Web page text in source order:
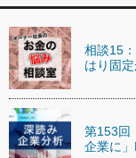
相談15
はり固
第153回
企業に